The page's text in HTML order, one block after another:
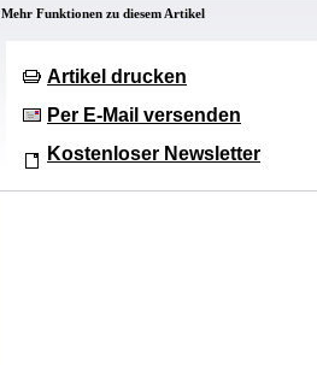
Mehr Funktionen zu diesem Artikel
Artikel drucken
Per E-Mail versenden
Kostenloser Newsletter